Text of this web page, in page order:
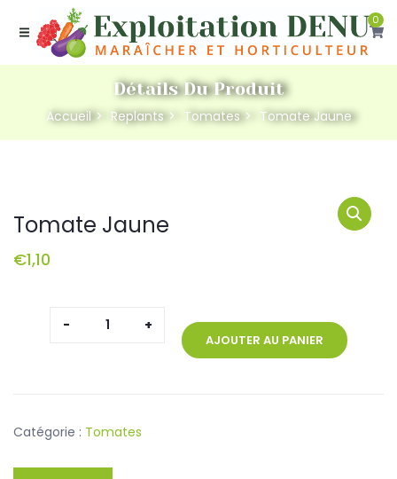
0
Détails Du Produit
Accueil Replants Tomates Tomate Jaune
Tomate Jaune
€1,10
quantité
AJOUTER AU PANIER
Catégorie : Tomates